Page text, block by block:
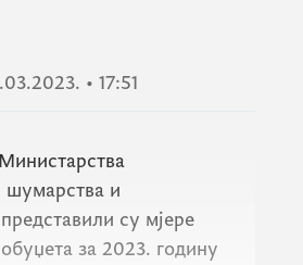
• 17:51
и
су мјере
за 2023. годину